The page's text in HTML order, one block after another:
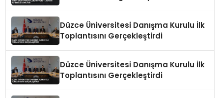
Düzce Üniversitesi Danışma Kurulu İlk
Toplantısını Gerçekleştirdi
Düzce Üniversitesi Danışma Kurulu İlk
Toplantısını Gerçekleştirdi